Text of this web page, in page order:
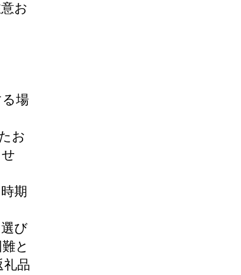
お
場
お
期
び
と
礼品